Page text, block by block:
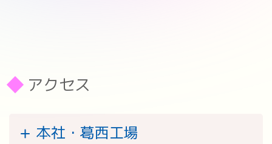
アクセス
本社・葛西工場